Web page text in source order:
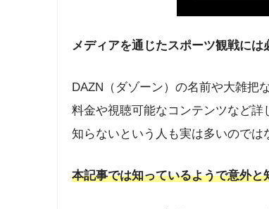
メディアを通じたスポーツ観戦には
DAZN（ダゾーン）の名前や大雑把
料金や視聴可能なコンテンツなど詳
知らないという人も実は多いのでは
本記事では知っているようで意外